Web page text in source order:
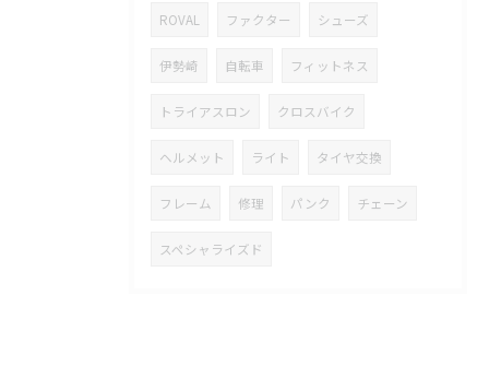
ROVAL ファクター シューズ
伊勢崎 自転車 フィットネス
トライアスロン クロスバイク
ヘルメット ライト タイヤ交換
フレーム 修理 パンク チェーン
スペシャライズド